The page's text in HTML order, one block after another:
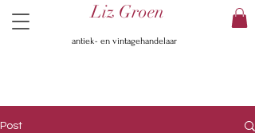
Liz Groen
antiek- en vintagehandelaar
Post